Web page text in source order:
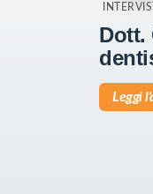
Dott.
Leggi